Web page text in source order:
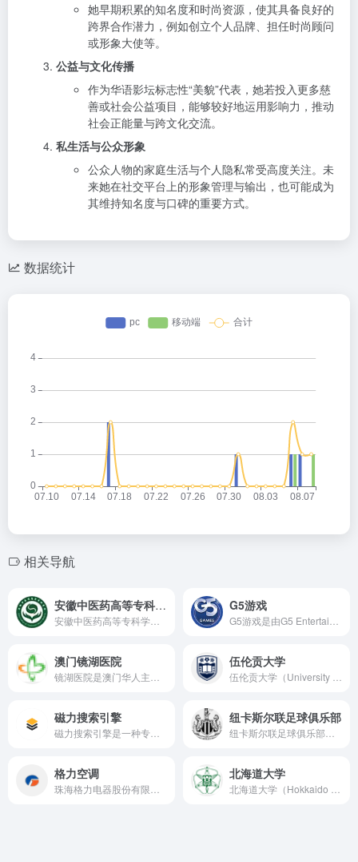
她早期积累的知名度和时尚资源，使其具备良好的
跨界合作潜力，例如创立个人品牌、担任时尚顾问
或形象大使等。
公益与文化传播
作为华语影坛标志性“美貌”代表，她若投入更多慈
善或社会公益项目，能够较好地运用影响力，推动
社会正能量与跨文化交流。
私生活与公众形象
公众人物的家庭生活与个人隐私常受高度关注。未
来她在社交平台上的形象管理与输出，也可能成为
其维持知名度与口碑的重要方式。
数据统计
相关导航
安徽中医药高等专科学校 G5游戏
澳门镜湖医院 伍伦贡大学
磁力搜索引擎 纽卡斯尔联足球俱乐部
格力空调 北海道大学